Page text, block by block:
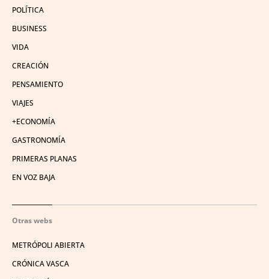
POLÍTICA
BUSINESS
VIDA
CREACIÓN
PENSAMIENTO
VIAJES
+ECONOMÍA
GASTRONOMÍA
PRIMERAS PLANAS
EN VOZ BAJA
Otras webs
METRÓPOLI ABIERTA
CRÓNICA VASCA